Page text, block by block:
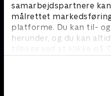
samarbejdspartnere
målrettet
platforme. Du kan til-
herunder, og du kan
tilbage ved at klikke på
Sport Fokus
Sport